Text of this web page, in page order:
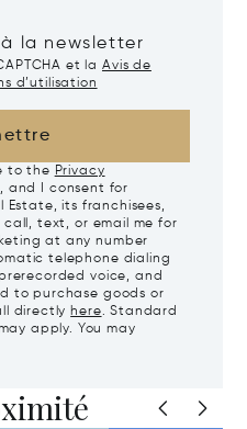
la newsletter
et la Avis de
d’utilisation
to the Privacy
, and I consent for
Estate, its franchisees,
text, or email me for
at any number
telephone dialing
voice, and
to purchase goods or
directly here. Standard
apply. You may